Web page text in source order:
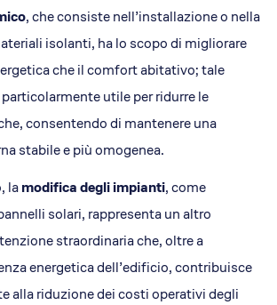
, che consiste nell’installazione o nella
isolanti, ha lo scopo di migliorare
che il comfort abitativo; tale
utile per ridurre le
consentendo di mantenere una
stabile e più omogenea.
lamodifica degli impianti, come
solari, rappresenta un altro
straordinaria che, oltre a
energetica dell’edificio, contribuisce
alla riduzione dei costi operativi degli